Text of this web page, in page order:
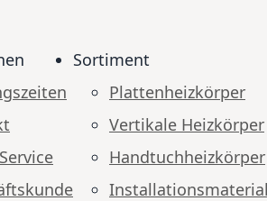
Sortiment
Plattenheizkörper
Vertikale Heizkörper
Handtuchheizkörper